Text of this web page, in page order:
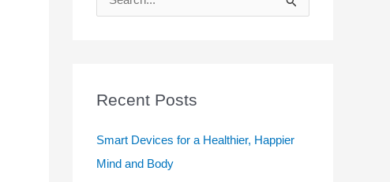
e
f
o
Recent Posts
Smart Devices for a Healthier, Happier
Mind and Body